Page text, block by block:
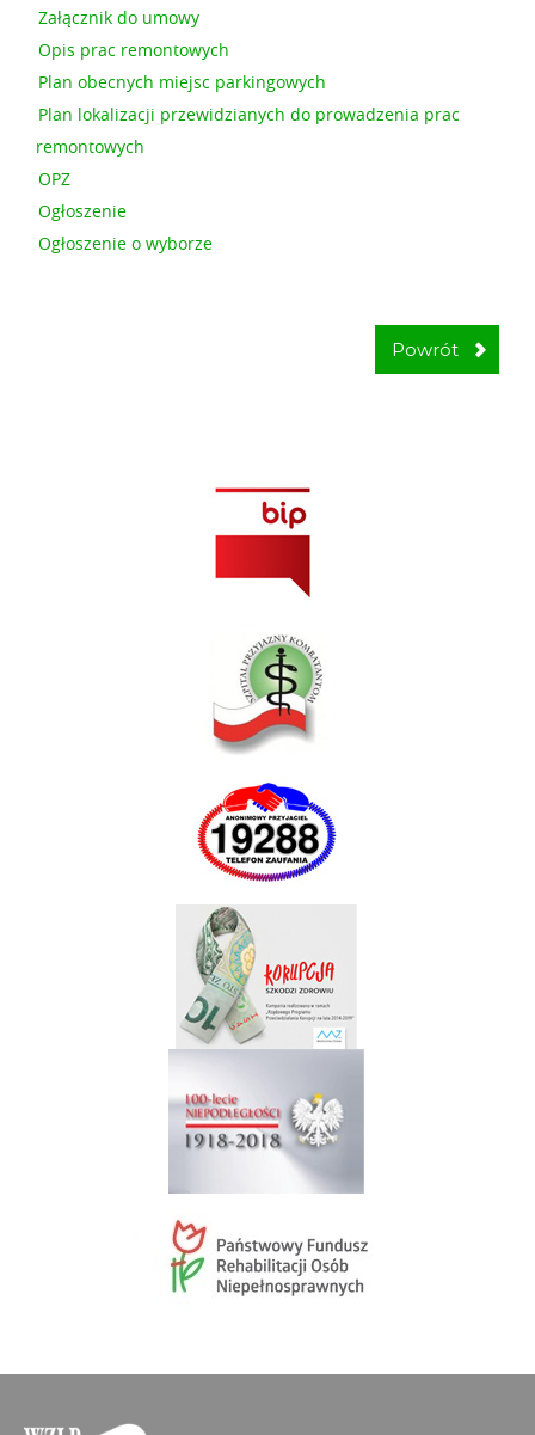
Załącznik do umowy
Opis prac remontowych
Plan obecnych miejsc parkingowych
Plan lokalizacji przewidzianych do prowadzenia prac
remontowych
OPZ
Ogłoszenie
Ogłoszenie o wyborze
Powrót